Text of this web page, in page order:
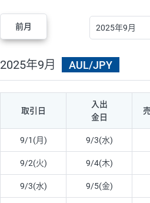
前月
2025年9月 AUL/JPY
取引日
入出
金日
9/1(月) 9/3(水)
9/2(火) 9/4(木)
9/3(水) 9/5(金)